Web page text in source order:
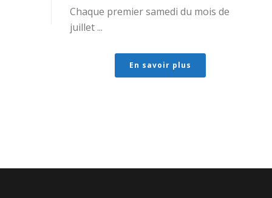
Chaque premier samedi du mois de
juillet ...
En savoir plus